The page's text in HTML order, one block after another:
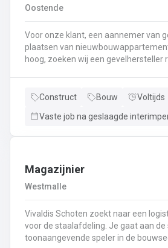
Oostende
Voor onze klant, een aannemer van
plaatsen van
hoog, zoeken wij een gevelhersteller
collegas. Je zal voornamelijk ingezet
gevel;Opnieuw voegen van
wapening en voorzien van een
2de natuur en heeft weinig geheimen
Construct Bouw
Voltijds
Vaste job na geslaagde
Magazijnier
Westmalle
Vivaldis Schoten zoekt naar een
voor de staalafdeling. Je gaat aan de
toonaangevende speler in de